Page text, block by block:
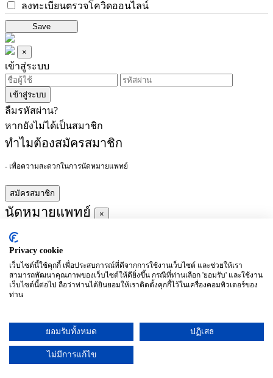
ลงทะเบียนตรวจโควิดออนไลน์
Save
×
เข้าสู่ระบบ
เข้าสู่ระบบ
ลืมรหัสผ่าน?
หากยังไม่ได้เป็นสมาชิก
ทำไมต้องสมัครสมาชิก
- เพื่อความสะดวกในการนัดหมายแพทย์
สมัครสมาชิก
นัดหมายแพทย์ ×
ผู้ชำนาญการ
ประจำ :
อาทิตย์
จันทร์
(27/09)
อังคาร
(28/09)
พุธ
พฤหัสบดี
ศุกร์
เสาร์
Privacy cookie
เว็บไซต์นี้ใช้คุกกี้ เพื่อประสบการณ์ที่ดีจากการใช้งานเว็บไซต์ และช่วยให้เรา
สามารถพัฒนาคุณภาพของเว็บไซต์ให้ดียิ่งขึ้น กรณีที่ท่านเลือก 'ยอมรับ' และใช้งาน
เว็บไซต์นี้ต่อไป ถือว่าท่านได้ยินยอมให้เราติดตั้งคุกกี้ไว้ในเครื่องคอมพิวเตอร์ของ
ท่าน
ยอมรับทั้งหมด ปฏิเสธ
ไม่มีการแก้ไข